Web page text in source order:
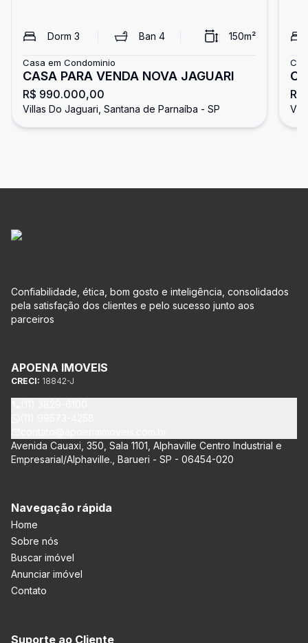
Dorm 3 Ban 4 150m²
Casa em Condominio
CASA PARA VENDA NOVA JAGUARI
R$ 990.000,00
Villas Do Jaguari, Santana de Parnaíba - SP
de
Confiabilidade, ética, bom gosto e inteligência, consolidados
pela satisfação dos clientes e pelo sucesso junto aos
parceiros
APOENA IMOVEIS
CRECI: 18842-J
Avenida Cauaxi, 350, Sala 1101, Alphaville Centro Industrial e
Empresarial/Alphaville., Barueri - SP - 06454-020
Navegação rápida
Home
Sobre nós
Buscar imóvel
Anunciar imóvel
Contato
Suporte ao Cliente